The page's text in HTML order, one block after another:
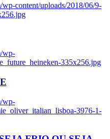
content/uploads/2018/06/9-
wp-
335x256.jpg
wp-
3976-1-